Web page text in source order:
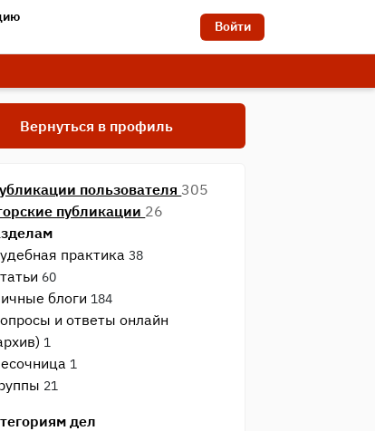
Войти
Вернуться в профиль
пользователя 305
публикации 26
практика 38
60
блоги 184
и ответы онлайн
1
1
21
дел